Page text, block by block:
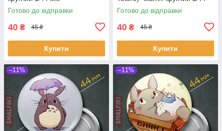
Готово до відправки
40 ₴ 45 ₴
Купити
мм
Готово до відправки
40 ₴ 45 ₴
Купити
–11% –11%